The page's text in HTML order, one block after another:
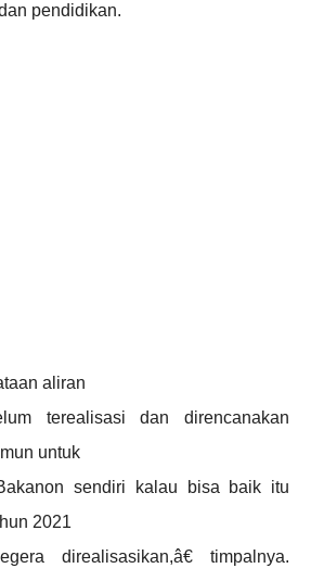
pendidikan.
aliran
terealisasi dan direncanakan
untuk
sendiri kalau bisa baik itu
2021
direalisasikan,â€ timpalnya.